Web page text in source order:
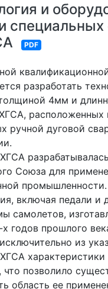
и
специальных
PDF
разработать
4мм и
расположенных
ручной дуговой
Союза для
включая педали и
самолетов,
годов прошлого
из
характеристики
позволило
область ее